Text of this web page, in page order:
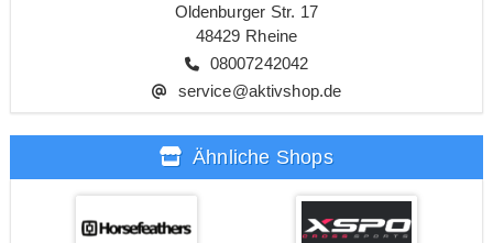
Oldenburger Str. 17
48429 Rheine
08007242042
service@aktivshop.de
Ähnliche Shops